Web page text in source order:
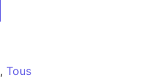
, Tous